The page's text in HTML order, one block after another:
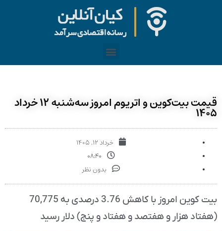
قیمت بیت‌کوین و اتریوم امروز سه‌شنبه ۱۲ خرداد
۱۴۰۵
خرداد ۱۲, ۱۴۰۵
۰۸:۴۰
بدون نظر
بیت کوین امروز با کاهش 3.76 درصدی به 70,775
(هفتاد هزار و هفتصد و هفتاد و پنج) دلار رسید